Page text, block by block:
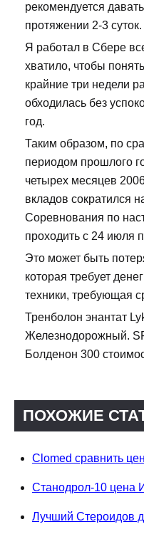
рекомендуется
протяжении 2-3 суток.
Я работал в Сбере
хватило, чтобы
крайние три недели
обходилась без
год.
Таким образом, по
периодом прошлого
четырех месяцев
вкладов сократился
Соревнования по
проходить с 24 июля
Это может быть
которая требует
техники, требующая
Тренболон энантат
Железнодорожный.
Болденон 300
ПОХОЖИЕ
Clomed сравнить
Станодрол-10 цена
Лучший Стероидов